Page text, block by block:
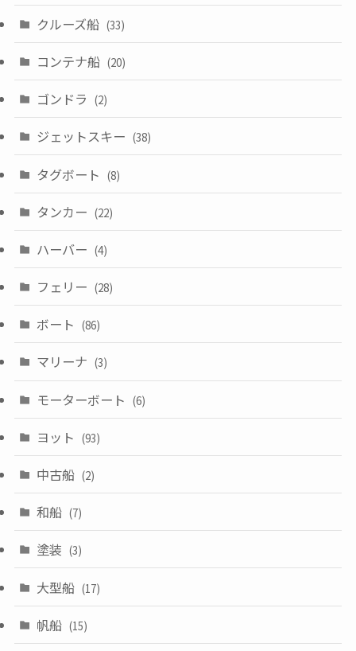
クルーズ船 (33)
コンテナ船 (20)
ゴンドラ (2)
ジェットスキー (38)
タグボート (8)
タンカー (22)
ハーバー (4)
フェリー (28)
ボート (86)
マリーナ (3)
モーターボート (6)
ヨット (93)
中古船 (2)
和船 (7)
塗装 (3)
大型船 (17)
帆船 (15)